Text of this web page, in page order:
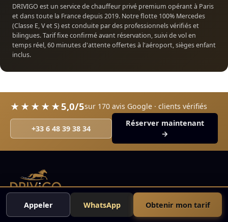
Appeler WhatsApp Obtenir mon tarif
DRIVIGO est un service de chauffeur privé premium opérant à Paris
et dans toute la France depuis 2019. Notre flotte 100% Mercedes
(Classe E, V et S) est conduite par des professionnels vérifiés et
bilingues. Tarif fixe confirmé avant réservation, suivi de vol en
temps réel, 60 minutes d'attente offertes à l'aéroport, sièges enfant
inclus.
★★★★★5,0/5sur 170 avis Google · clients vérifiés
+33 6 48 39 38 34
Réserver maintenant
→
Chauffeur privé haut de gamme depuis Paris. Mercedes